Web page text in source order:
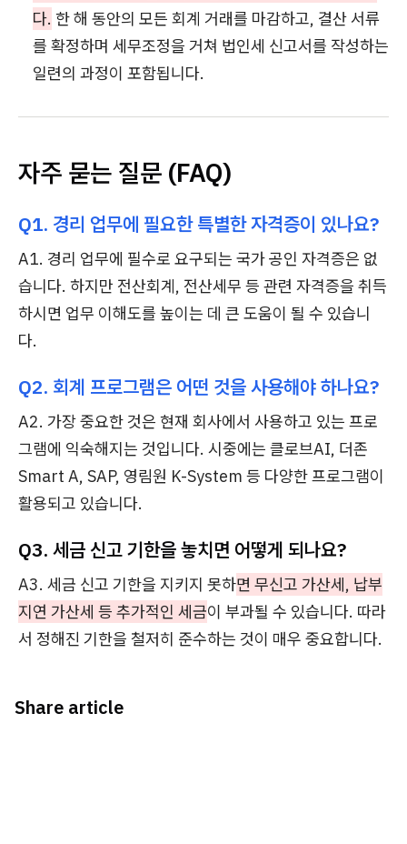
다. 한 해 동안의 모든 회계 거래를 마감하고, 결산 서류
를 확정하며 세무조정을 거쳐 법인세 신고서를 작성하는
일련의 과정이 포함됩니다.
자주 묻는 질문 (FAQ)
Q1. 경리 업무에 필요한 특별한 자격증이 있나요?
A1. 경리 업무에 필수로 요구되는 국가 공인 자격증은 없
습니다. 하지만 전산회계, 전산세무 등 관련 자격증을 취득
하시면 업무 이해도를 높이는 데 큰 도움이 될 수 있습니
다.
Q2. 회계 프로그램은 어떤 것을 사용해야 하나요?
A2. 가장 중요한 것은 현재 회사에서 사용하고 있는 프로
그램에 익숙해지는 것입니다. 시중에는 클로브AI, 더존
Smart A, SAP, 영림원 K-System 등 다양한 프로그램이
활용되고 있습니다.
Q3. 세금 신고 기한을 놓치면 어떻게 되나요?
A3. 세금 신고 기한을 지키지 못하면 무신고 가산세, 납부
지연 가산세 등 추가적인 세금이 부과될 수 있습니다. 따라
서 정해진 기한을 철저히 준수하는 것이 매우 중요합니다.
Share article